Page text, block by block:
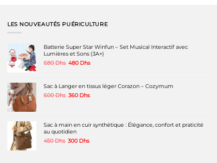
a
être
LES NOUVEAUTÉS PUÉRICULTURE
Batterie Super Star Winfun – Set Musical Interactif avec
Lumières et Sons (3A+)
680Dhs Le
680 Dhs.
480 DhsLe
480 Dhs.
Sac à Langer en tissus léger Corazon – Cozymum
600Dhs Le
600 Dhs.
360 DhsLe
360 Dhs.
Sac à main en cuir synthétique : Élégance, confort et praticité
au quotidien
450Dhs Le
300 DhsLe